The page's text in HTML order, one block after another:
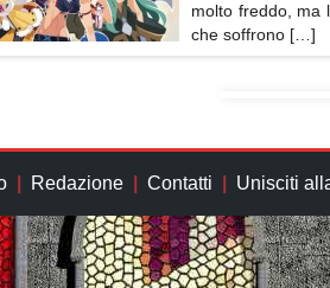
molto freddo, ma
che soffrono […]
Redazione Contatti Unisciti